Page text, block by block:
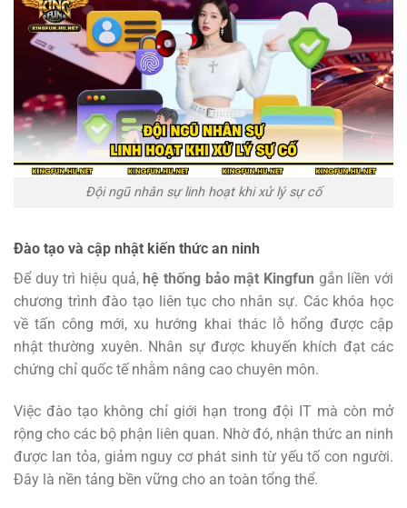
Đội ngũ nhân sự linh hoạt khi xử lý sự cố
Đào tạo và cập nhật kiến thức an ninh
Để duy trì hiệu quả, hệ thống bảo mật Kingfun gắn liền với
chương trình đào tạo liên tục cho nhân sự. Các khóa học
về tấn công mới, xu hướng khai thác lỗ hổng được cập
nhật thường xuyên. Nhân sự được khuyến khích đạt các
chứng chỉ quốc tế nhằm nâng cao chuyên môn.
Việc đào tạo không chỉ giới hạn trong đội IT mà còn mở
rộng cho các bộ phận liên quan. Nhờ đó, nhận thức an ninh
được lan tỏa, giảm nguy cơ phát sinh từ yếu tố con người.
Đây là nền tảng bền vững cho an toàn tổng thể.